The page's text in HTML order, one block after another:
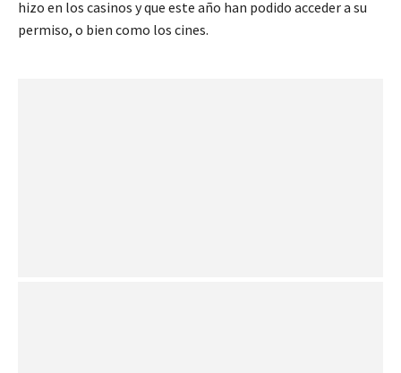
hizo en los casinos y que este año han podido acceder a su
permiso, o bien como los cines.